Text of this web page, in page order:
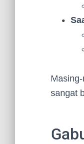
sangat